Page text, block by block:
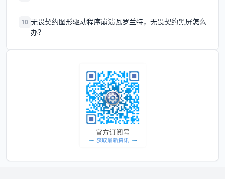
10 无畏契约图形驱动程序崩溃瓦罗兰特，无畏契约黑屏怎么
办？